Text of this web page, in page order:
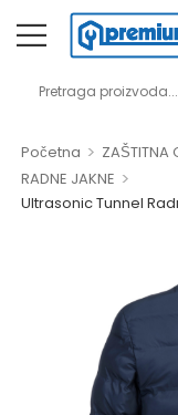
Početna > ZAŠTITNA
RADNE JAKNE >
Ultrasonic Tunnel